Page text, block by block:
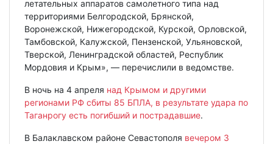
летательных аппаратов самолетного типа над
территориями Белгородской, Брянской,
Воронежской, Нижегородской, Курской, Орловской,
Тамбовской, Калужской, Пензенской, Ульяновской,
Тверской, Ленинградской областей, Республик
Мордовия и Крым», — перечислили в ведомстве.
В ночь на 4 апреля над Крымом и другими
регионами РФ сбиты 85 БПЛА, в результате удара по
Таганрогу есть погибший и пострадавшие.
В Балаклавском районе Севастополя вечером 3